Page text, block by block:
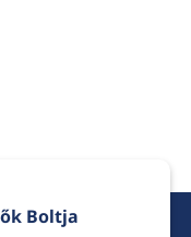
Boltja